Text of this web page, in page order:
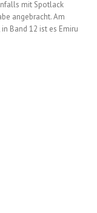
mit Spotlack
angebracht. Am
Band 12 ist es Emiru